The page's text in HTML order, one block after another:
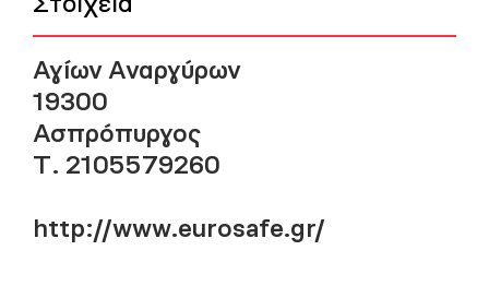
Αγίων Αναργύρων
19300
Ασπρόπυργος
Τ. 2105579260
http://www.eurosafe.gr/